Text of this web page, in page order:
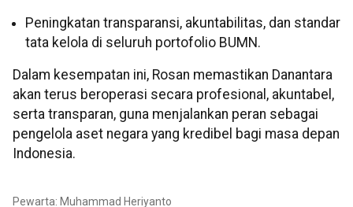
Peningkatan transparansi, akuntabilitas, dan standar
tata kelola di seluruh portofolio BUMN.
Dalam kesempatan ini, Rosan memastikan Danantara
akan terus beroperasi secara profesional, akuntabel,
serta transparan, guna menjalankan peran sebagai
pengelola aset negara yang kredibel bagi masa depan
Indonesia.
Pewarta: Muhammad Heriyanto